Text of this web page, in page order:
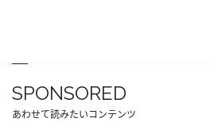
SPONSORED
あわせて読みたいコンテンツ